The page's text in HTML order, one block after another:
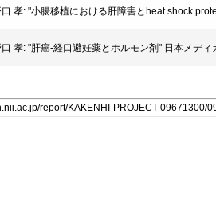
孝: "小腸移植における肝障害とheat shock
孝: "肝癌-経口避妊薬とホルモン剤" 日本メデ